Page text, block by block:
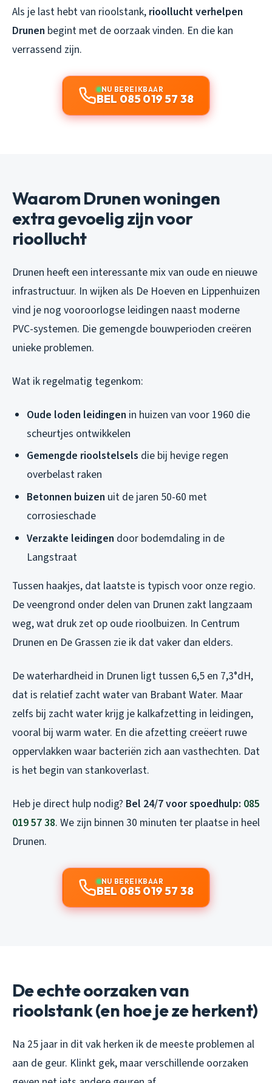
Als je last hebt van rioolstank, rioollucht verhelpen
Drunen begint met de oorzaak vinden. En die kan
verrassend zijn.
NU BEREIKBAAR
BEL 085 019 57 38
Waarom Drunen woningen
extra gevoelig zijn voor
rioollucht
Drunen heeft een interessante mix van oude en nieuwe
infrastructuur. In wijken als De Hoeven en Lippenhuizen
vind je nog vooroorlogse leidingen naast moderne
PVC-systemen. Die gemengde bouwperioden creëren
unieke problemen.
Wat ik regelmatig tegenkom:
Oude loden leidingen in huizen van voor 1960 die
scheurtjes ontwikkelen
Gemengde rioolstelsels die bij hevige regen
overbelast raken
Betonnen buizen uit de jaren 50-60 met
corrosieschade
Verzakte leidingen door bodemdaling in de
Langstraat
Tussen haakjes, dat laatste is typisch voor onze regio.
De veengrond onder delen van Drunen zakt langzaam
weg, wat druk zet op oude rioolbuizen. In Centrum
Drunen en De Grassen zie ik dat vaker dan elders.
De waterhardheid in Drunen ligt tussen 6,5 en 7,3°dH,
dat is relatief zacht water van Brabant Water. Maar
zelfs bij zacht water krijg je kalkafzetting in leidingen,
vooral bij warm water. En die afzetting creëert ruwe
oppervlakken waar bacteriën zich aan vasthechten. Dat
is het begin van stankoverlast.
Heb je direct hulp nodig? Bel 24/7 voor spoedhulp: 085
019 57 38. We zijn binnen 30 minuten ter plaatse in heel
Drunen.
NU BEREIKBAAR
BEL 085 019 57 38
De echte oorzaken van
rioolstank (en hoe je ze herkent)
Na 25 jaar in dit vak herken ik de meeste problemen al
aan de geur. Klinkt gek, maar verschillende oorzaken